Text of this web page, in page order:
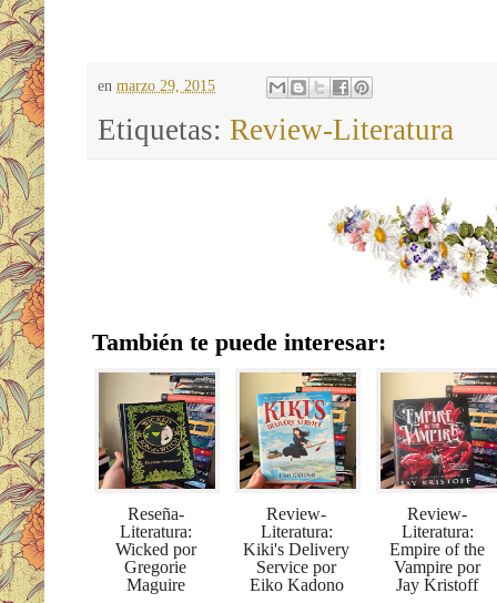
en marzo 29, 2015
Etiquetas: Review-Literatura
También te puede interesar:
Reseña-
Literatura:
Wicked por
Gregorie
Maguire
Review-
Literatura:
Kiki's Delivery
Service por
Eiko Kadono
Review-
Literatura:
Empire of the
Vampire por
Jay Kristoff